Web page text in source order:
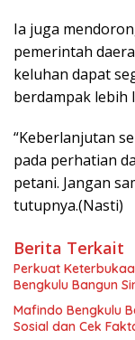
Ia juga
pemerintah
keluhan dapat
berdampak lebih
“Keberlanjutan
pada perhatian
petani. Jangan
tutupnya.(Nasti)
Berita Terkait
Perkuat
Bengkulu Bangun
Mafindo Bengkulu
Sosial dan Cek